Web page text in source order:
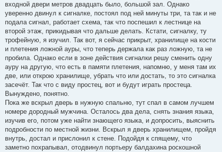
входной двери метров двадцать было, большой зал. Однако
уверенно двинул к сигналке, постоял под ней минуты три, та так и не
подала сигнал, работает схема, так что поспешил к лестнице на
второй этаж, прикидывая что дальше делать. Кстати, сигналку, ту
трофейную, я изучил. Так вот, я сейчас прикрыт, хранилище на кости
и плетения ложной ауры, что теперь держала как раз ложную, та не
пробила. Однако если в зоне действия сигналки решу сменить одну
ауру на другую, что есть в памяти плетения, напомню, у меня там их
две, или открою хранилище, убрать что или достать, то это сигналка
засечёт. Так что с виду простец, вот и будут играть простеца.
Вынуждено, понятно.
Пока же вскрыл дверь в нужную спальню, тут спал в самом лучшем
номере дородный мужчина. Осталось два дела, снять знания языка,
изучив его, потом уже найти знающего языка, и допросить, выяснить
подробности по местной жизни. Вскрыл я дверь хранилищем, пройдя
внутрь, достал и прислонил к стене. Подойдя к спящему, что
заметно похрапывал, отодвинул портьеру балдахина роскошной